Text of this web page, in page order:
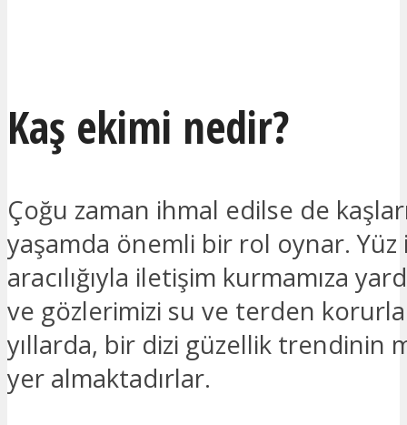
Kaş ekimi nedir?
Çoğu zaman ihmal edilse de
yaşamda önemli bir rol oynar.
aracılığıyla iletişim kurmamıza
ve gözlerimizi su ve terden
yıllarda, bir dizi güzellik trendinin
yer almaktadırlar.